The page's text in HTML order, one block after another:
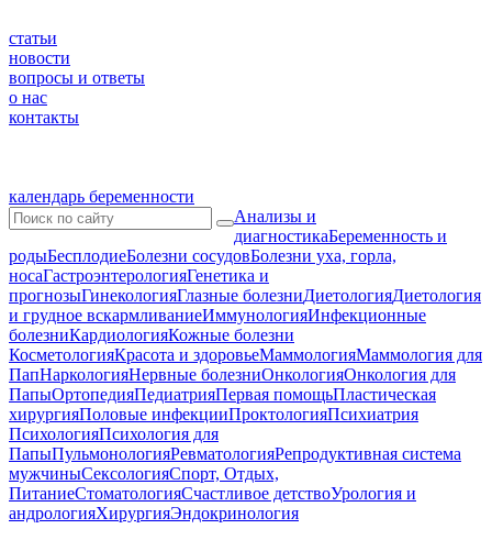
статьи
новости
вопросы и ответы
о нас
контакты
календарь беременности
Анализы и
диагностикаБеременность и
родыБесплодиеБолезни сосудовБолезни уха, горла,
носаГастроэнтерологияГенетика и
прогнозыГинекологияГлазные болезниДиетологияДиетология
и грудное вскармливаниеИммунологияИнфекционные
болезниКардиологияКожные болезни
КосметологияКрасота и здоровьеМаммологияМаммология для
ПапНаркологияНервные болезниОнкологияОнкология для
ПапыОртопедияПедиатрияПервая помощьПластическая
хирургияПоловые инфекцииПроктологияПсихиатрия
ПсихологияПсихология для
ПапыПульмонологияРевматологияРепродуктивная система
мужчиныСексологияСпорт, Отдых,
ПитаниеСтоматологияСчастливое детствоУрология и
андрологияХирургияЭндокринология